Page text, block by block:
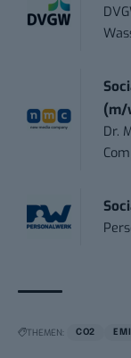
(m/
Dr.
THEMEN: CO2